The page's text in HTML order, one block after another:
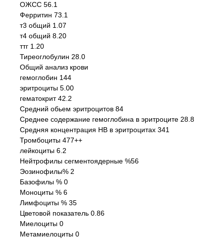
ОЖСС 56.1
Ферритин 73.1
т3 общий 1.07
т4 общий 8.20
ттг 1.20
Тиреоглобулин 28.0
Общий анализ крови
гемоглобин 144
эритроциты 5.00
гематокрит 42.2
Средний обьем эритроцитов 84
Среднее содержание гемоглобина в эритроците 28.8
Средняя концентрация НВ в эритроцитах 341
Тромбоциты 477++
лейкоциты 6.2
Нейтрофилы сегментоядерные %56
Эозинофилы% 2
Базофилы % 0
Моноциты % 6
Лимфоциты % 35
Цветовой показатель 0.86
Миелоциты 0
Метамиелоциты 0